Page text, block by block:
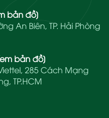
bản đồ]
An Biên, TP. Hải Phòng
bản đồ]
285 Cách Mạng
TP.HCM